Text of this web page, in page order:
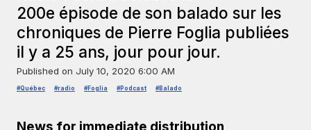
200e épisode de son balado sur les
chroniques de Pierre Foglia publiées
il y a 25 ans, jour pour jour.
Published on July 10, 2020 6:00 AM
#Québec #radio #Foglia #Podcast #Balado